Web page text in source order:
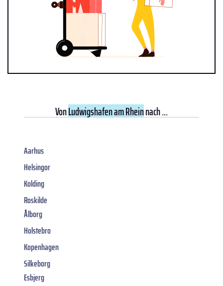
VonLudwigshafen am Rheinnach ...
Aarhus
Helsingor
Kolding
Roskilde
Ålborg
Holstebro
Kopenhagen
Silkeborg
Esbjerg